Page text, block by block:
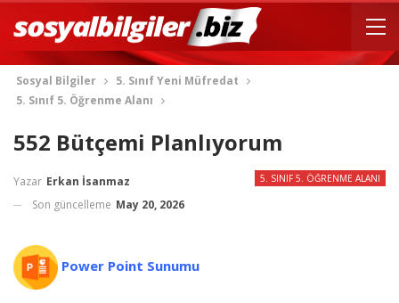
Sosyal Bilgiler
5. Sınıf Yeni Müfredat
5. Sınıf 5. Öğrenme Alanı
552 Bütçemi Planlıyorum
5. SINIF 5. ÖĞRENME ALANI
Yazar Erkan İsanmaz
Son güncelleme May 20, 2026
Power Point Sunumu